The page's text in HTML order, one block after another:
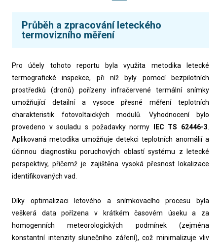
Průběh a zpracování leteckého
termovizního měření
Pro účely tohoto reportu byla využita metodika letecké
termografické inspekce, při níž byly pomocí bezpilotních
prostředků (dronů) pořízeny infračervené termální snímky
umožňující detailní a vysoce přesné měření teplotních
charakteristik fotovoltaických modulů. Vyhodnocení bylo
provedeno v souladu s požadavky normy
IEC TS 62446-3
Aplikovaná metodika umožňuje detekci teplotních anomálií a
účinnou diagnostiku poruchových oblastí systému z letecké
perspektivy, přičemž je zajištěna vysoká přesnost lokalizace
identifikovaných vad.
Díky optimalizaci letového a snímkovacího procesu byla
veškerá data pořízena v krátkém časovém úseku a za
homogenních meteorologických podmínek (zejména
konstantní intenzity slunečního záření), což minimalizuje vliv